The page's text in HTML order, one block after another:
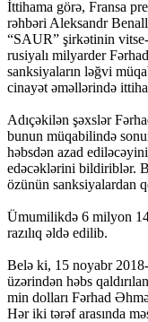
İttihama görə, Fransa
rəhbəri Aleksandr
“SAUR” şirkətinin
rusiyalı milyarder
sanksiyaların ləğvi
cinayət əməllərində
Adıçəkilən şəxslər
bunun müqabilində
həbsdən azad
edəcəklərini bildiriblər.
özünün sanksiyalardan
Ümumilikdə 6 milyon
razılıq əldə edilib.
Belə ki, 15 noyabr
üzərindən həbs
min dolları Fərhad
Hər iki tərəf arasında